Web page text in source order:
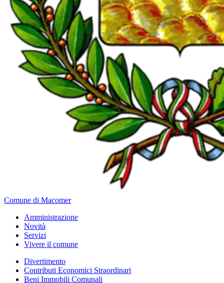
Comune di Macomer
Amministrazione
Novità
Servizi
Vivere il comune
Divertimento
Contributi Economici Straordinari
Beni Immobili Comunali